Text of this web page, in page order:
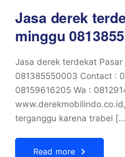
Jasa derek
minggu
Jasa derek terdekat Pasar
081385550003 Contact :
08159616205 Wa :
terganggu karena trabel
Read more